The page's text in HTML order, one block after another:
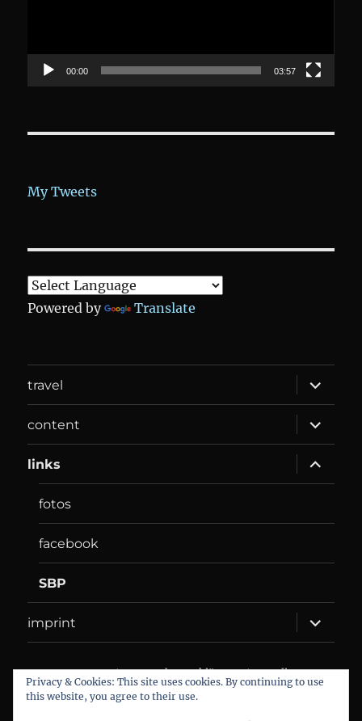
00:00 03:57
My Tweets
Powered by Translate
travel
expand
child
menu
content
expand
child
menu
links
expand
child
menu
fotos
facebook
SBP
imprint
expand
child
menu
DANIEL WEBER Datenschutzerklärung
Proudly
powered by WordPress
Privacy & Cookies: This site uses cookies. By continuing to use
this website, you agree to their use.